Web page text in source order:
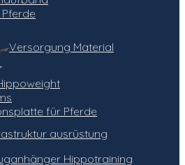
Versorgung Material
für Pferde
ausrüstung
Hippotraining